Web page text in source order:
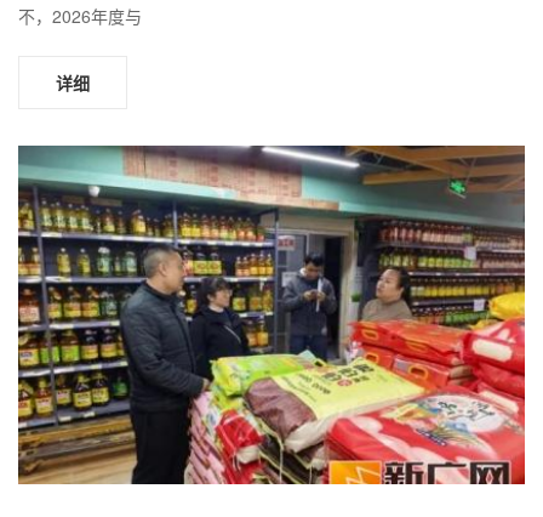
不，2026年度与
详细